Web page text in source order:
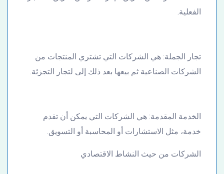
الفعلية.
تجار الجملة: هي الشركات التي تشتري المنتجات من
الشركات الصناعية ثم بيعها بعد ذلك إلى لتجار التجزئة.
الخدمة المقدمة: هي الشركات التي يمكن أن تقدم
خدمة، مثل الاستشارات أو المحاسبة أو التسويق.
الشركات من حيث النشاط الاقتصادي